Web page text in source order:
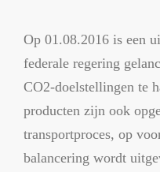
Op 01.08.2016 is een
federale regering
CO2-doelstellingen te
producten zijn ook
transportproces, op
balancering wordt